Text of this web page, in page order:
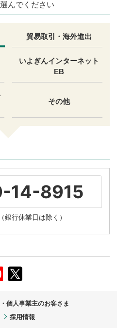
んでください
貿易取引・海外進出
いよぎんインターネット
EB
その他
14-8915
（銀行休業日は除く）
個人事業主のお客さま
採用情報